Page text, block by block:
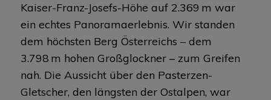
Kaiser-Franz-Josefs-Höhe auf 2.369 m war
ein echtes Panoramaerlebnis. Wir standen
dem höchsten Berg Österreichs – dem
3.798 m hohen Großglockner – zum Greifen
nah. Die Aussicht über den Pasterzen-
Gletscher, den längsten der Ostalpen, war